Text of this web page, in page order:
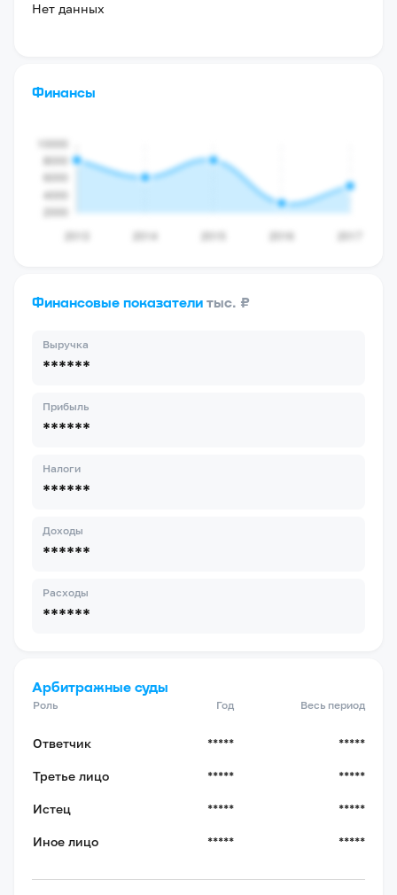
Нет данных
Финансы
Финансовые показатели тыс. ₽
Выручка
******
Прибыль
******
Налоги
******
Доходы
******
Расходы
******
Арбитражные суды
Роль Год Весь период
Ответчик ***** *****
Третье лицо ***** *****
Истец ***** *****
Иное лицо ***** *****